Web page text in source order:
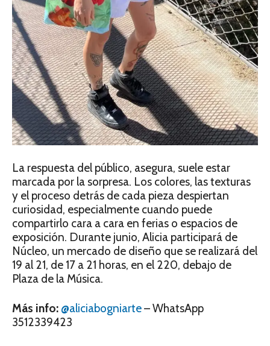
La respuesta del público, asegura, suele estar
marcada por la sorpresa. Los colores, las texturas
y el proceso detrás de cada pieza despiertan
curiosidad, especialmente cuando puede
compartirlo cara a cara en ferias o espacios de
exposición. Durante junio, Alicia participará de
Núcleo, un mercado de diseño que se realizará del
19 al 21, de 17 a 21 horas, en el 220, debajo de
Plaza de la Música.
Más info: @aliciabogniarte– WhatsApp
3512339423